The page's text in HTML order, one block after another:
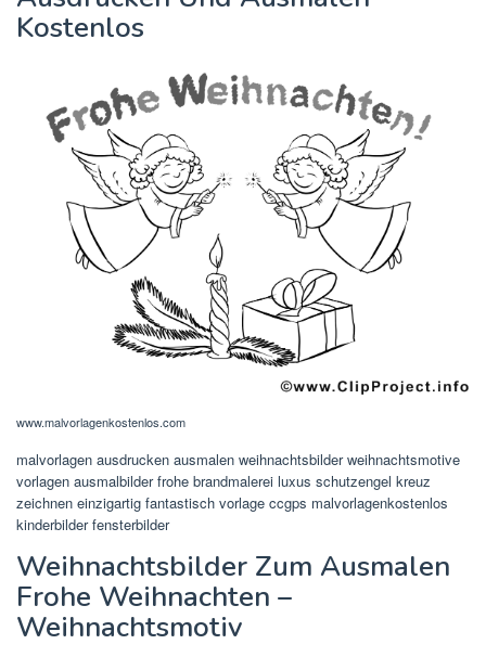
Kostenlos
www.malvorlagenkostenlos.com
malvorlagen ausdrucken ausmalen weihnachtsbilder weihnachtsmotive
vorlagen ausmalbilder frohe brandmalerei luxus schutzengel kreuz
zeichnen einzigartig fantastisch vorlage ccgps malvorlagenkostenlos
kinderbilder fensterbilder
Weihnachtsbilder Zum Ausmalen
Frohe Weihnachten –
Weihnachtsmotiv